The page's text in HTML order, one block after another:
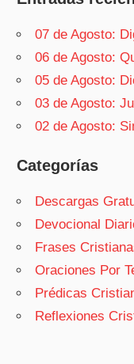
07 de Agosto:
06 de Agosto:
05 de Agosto:
03 de Agosto:
02 de Agosto:
Categorías
Descargas
Devocional
Frases
Oraciones Por
Prédicas
Reflexiones